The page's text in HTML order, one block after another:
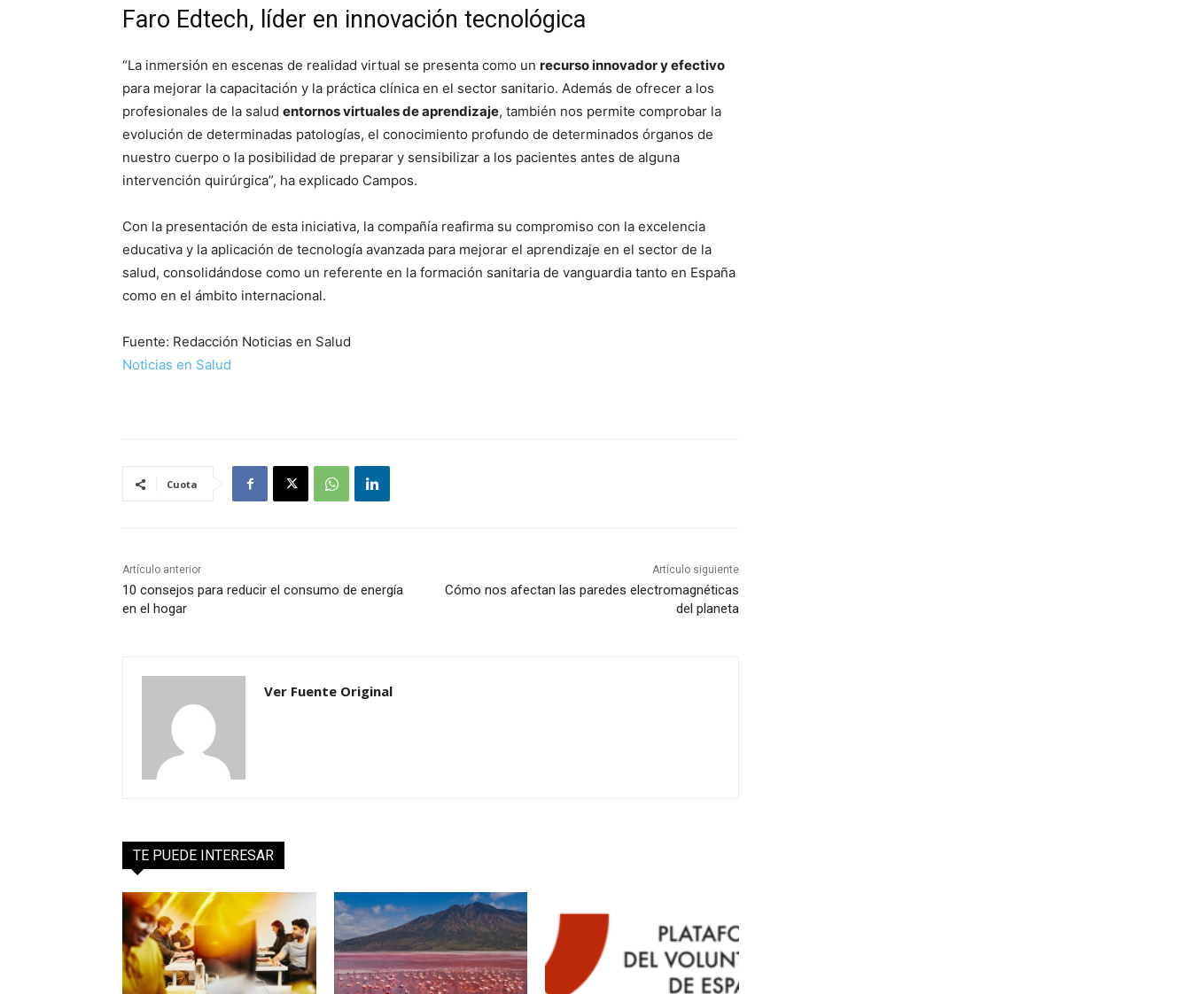
Faro Edtech, líder en innovación tecnológica
“La inmersión en escenas de realidad virtual se presenta como un recurso innovador y efectivo
para mejorar la capacitación y la práctica clínica en el sector sanitario. Además de ofrecer a los
profesionales de la salud entornos virtuales de aprendizaje, también nos permite comprobar la
evolución de determinadas patologías, el conocimiento profundo de determinados órganos de
nuestro cuerpo o la posibilidad de preparar y sensibilizar a los pacientes antes de alguna
intervención quirúrgica”, ha explicado Campos.
Con la presentación de esta iniciativa, la compañía reafirma su compromiso con la excelencia
educativa y la aplicación de tecnología avanzada para mejorar el aprendizaje en el sector de la
salud, consolidándose como un referente en la formación sanitaria de vanguardia tanto en España
como en el ámbito internacional.
Fuente: Redacción Noticias en Salud
Noticias en Salud
Cuota
Artículo anterior
10 consejos para reducir el consumo de energía
en el hogar
Artículo siguiente
Cómo nos afectan las paredes electromagnéticas
del planeta
Ver Fuente Original
TE PUEDE INTERESAR